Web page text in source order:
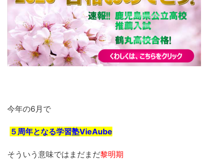
今年の6月で
５周年となる学習塾VieAube
そういう意味ではまだまだ黎明期